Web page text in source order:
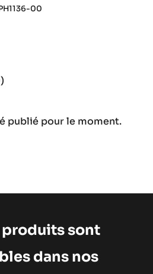
00
publié pour le moment.
produits sont
dans nos